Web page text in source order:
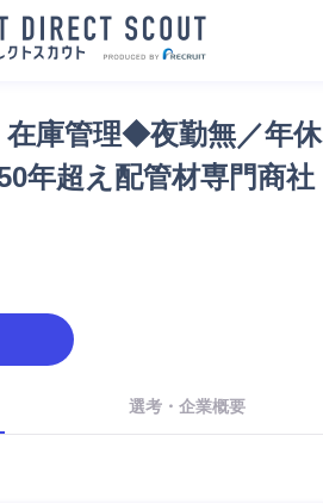
在庫管理◆夜勤無／年休
年超え配管材専門商社
選考・企業概要